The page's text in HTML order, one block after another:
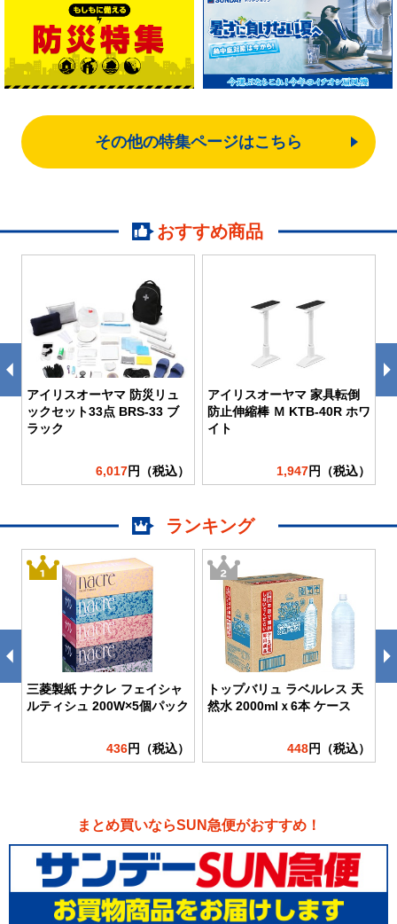
その他の特集ページはこちら
おすすめ商品
アイリスオーヤマ 防災リュ
ックセット33点 BRS-33 ブ
ラック
6,017円（税込）
アイリスオーヤマ 家具転倒
防止伸縮棒 Ｍ KTB-40R ホワ
イト
1,947円（税込）
ランキング
三菱製紙 ナクレ フェイシャ
ルティシュ 200W×5個パック
436円（税込）
トップバリュ ラベルレス 天
然水 2000mlｘ6本 ケース
448円（税込）
まとめ買いならSUN急便がおすすめ！